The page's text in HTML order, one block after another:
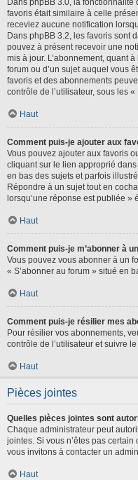
favoris était similaire à celle
receviez aucune notification
Dans phpBB 3.2, les favoris sont
pouvez à présent recevoir une
mis à jour. L’abonnement, quant
forum ou d’un sujet auquel vous
favoris et des abonnements
contrôle de l’utilisateur, sous les «
Haut
Comment puis-je ajouter aux
Vous pouvez ajouter aux favoris
cliquant sur le lien approprié
en bas des sujets et parfois
Répondre à un sujet tout en
lorsqu’une réponse est publiée »
Haut
Comment puis-je m’abonner à
Vous pouvez vous abonner à un
« S’abonner au forum » situé en
Haut
Comment puis-je résilier mes
Pour résilier vos abonnements,
contrôle de l’utilisateur et suivre
Haut
Pièces jointes
Quelles pièces jointes sont
Chaque administrateur peut
jointes. Si vous n’êtes pas
vous invitons à contacter un
Haut